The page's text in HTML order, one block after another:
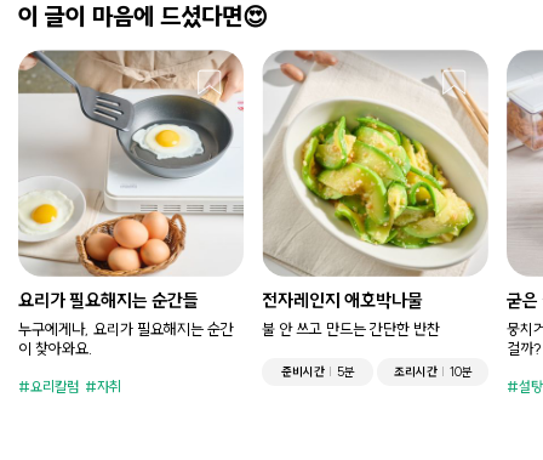
이 글이 마음에 드셨다면😍
요리가 필요해지는 순간들
누구에게나, 요리가 필요해지는 순간
이 찾아와요.
요리칼럼 자취
전자레인지 애호박나물
불 안 쓰고 만드는 간단한 반찬
준비시간 5분 조리시간 10분
굳은
뭉치
걸까?
설탕